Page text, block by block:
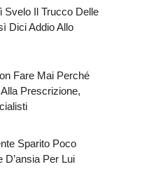
Svelo Il Trucco Delle
Dici Addio Allo
Fare Mai Perché
Prescrizione,
Sparito Poco
D’ansia Per Lui